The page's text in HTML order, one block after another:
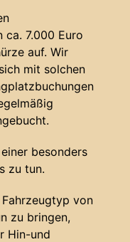
ca. 7.000 Euro
auf. Wir
mit solchen
besonders
zu tun.
von
zu bringen,
Hin-und